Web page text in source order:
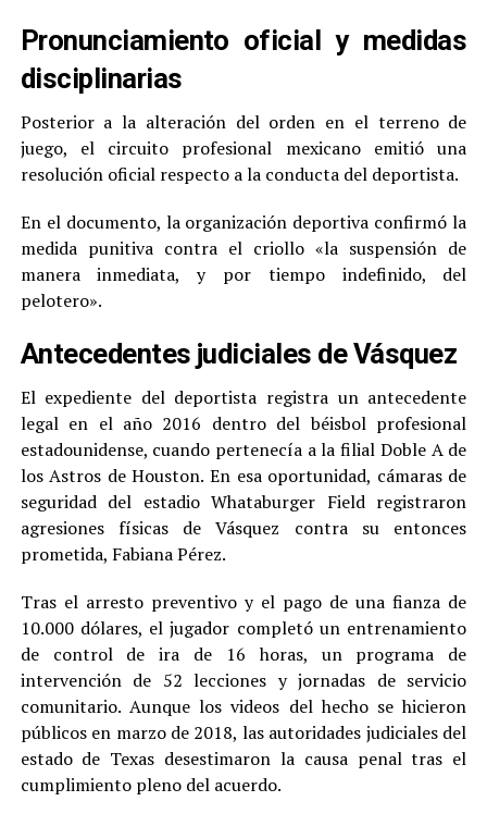
Pronunciamiento oficial y medidas
disciplinarias
Posterior a la alteración del orden en el terreno de
juego, el circuito profesional mexicano emitió una
resolución oficial respecto a la conducta del deportista.
En el documento, la organización deportiva confirmó la
medida punitiva contra el criollo «la suspensión de
manera inmediata, y por tiempo indefinido, del
pelotero».
Antecedentes judiciales de Vásquez
El expediente del deportista registra un antecedente
legal en el año 2016 dentro del béisbol profesional
estadounidense, cuando pertenecía a la filial Doble A de
los Astros de Houston. En esa oportunidad, cámaras de
seguridad del estadio Whataburger Field registraron
agresiones físicas de Vásquez contra su entonces
prometida, Fabiana Pérez.
Tras el arresto preventivo y el pago de una fianza de
10.000 dólares, el jugador completó un entrenamiento
de control de ira de 16 horas, un programa de
intervención de 52 lecciones y jornadas de servicio
comunitario. Aunque los videos del hecho se hicieron
públicos en marzo de 2018, las autoridades judiciales del
estado de Texas desestimaron la causa penal tras el
cumplimiento pleno del acuerdo.